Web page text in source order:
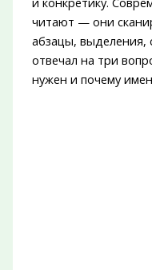
читают — они
абзацы, выделения,
отвечал на три
нужен и почему